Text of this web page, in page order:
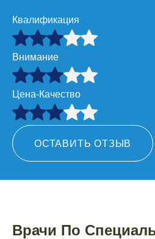
Квалификация
Внимание
Цена-Качество
ОСТАВИТЬ ОТЗЫВ
Врачи По